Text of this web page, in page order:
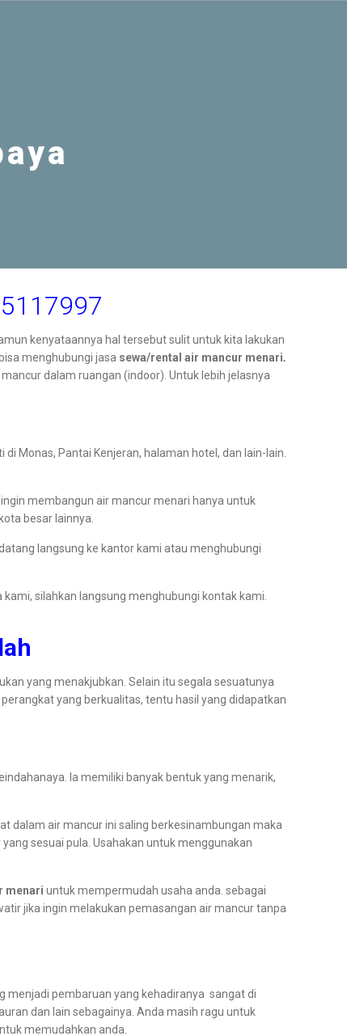
kenyataannya hal tersebut sulit untuk kita lakukan
menghubungi jasa sewa/rental air mancur menari.
dalam ruangan (indoor). Untuk lebih jelasnya
Monas, Pantai Kenjeran, halaman hotel, dan lain-lain.
membangun air mancur menari hanya untuk
besar lainnya.
langsung ke kantor kami atau menghubungi
silahkan langsung menghubungi kontak kami.
yang menakjubkan. Selain itu segala sesuatunya
yang berkualitas, tentu hasil yang didapatkan
Ia memiliki banyak bentuk yang menarik,
dalam air mancur ini saling berkesinambungan maka
sesuai pula. Usahakan untuk menggunakan
menari untuk mempermudah usaha anda. sebagai
jika ingin melakukan pemasangan air mancur tanpa
menjadi pembaruan yang kehadiranya sangat di
dan lain sebagainya. Anda masih ragu untuk
memudahkan anda.